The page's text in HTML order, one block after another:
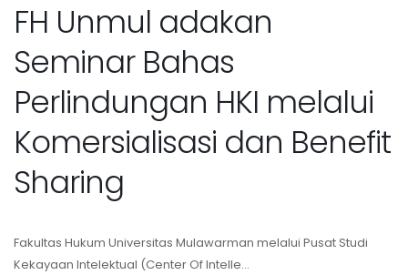
FH Unmul adakan
Seminar Bahas
Perlindungan HKI melalui
Komersialisasi dan Benefit
Sharing
Fakultas Hukum Universitas Mulawarman melalui Pusat Studi
Kekayaan Intelektual (Center Of Intelle...